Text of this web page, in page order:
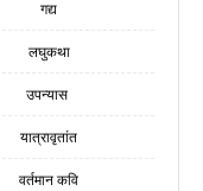
गद्य
लघुकथा
उपन्यास
यात्रावृतांत
वर्तमान कवि